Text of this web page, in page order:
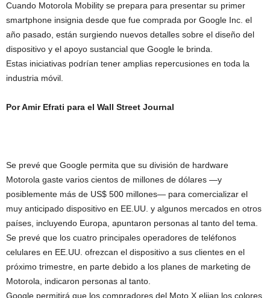
Cuando Motorola Mobility se prepara para presentar su primer
smartphone insignia desde que fue comprada por Google Inc. el
año pasado, están surgiendo nuevos detalles sobre el diseño del
dispositivo y el apoyo sustancial que Google le brinda.
Estas iniciativas podrían tener amplias repercusiones en toda la
industria móvil.
Por Amir Efrati para el Wall Street Journal
Se prevé que Google permita que su división de hardware
Motorola gaste varios cientos de millones de dólares —y
posiblemente más de US$ 500 millones— para comercializar el
muy anticipado dispositivo en EE.UU. y algunos mercados en otros
países, incluyendo Europa, apuntaron personas al tanto del tema.
Se prevé que los cuatro principales operadores de teléfonos
celulares en EE.UU. ofrezcan el dispositivo a sus clientes en el
próximo trimestre, en parte debido a los planes de marketing de
Motorola, indicaron personas al tanto.
Google permitirá que los compradores del Moto X elijan los colores